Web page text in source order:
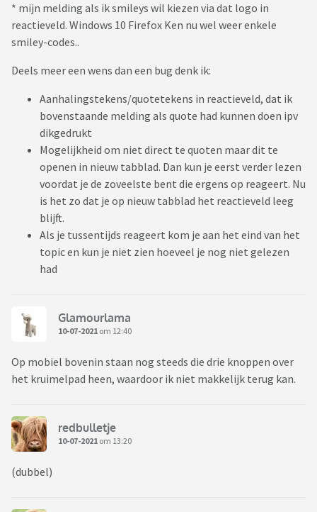
* mijn melding als ik smileys wil kiezen via dat logo in
reactieveld. Windows 10 Firefox Ken nu wel weer enkele
smiley-codes..
Deels meer een wens dan een bug denk ik:
Aanhalingstekens/quotetekens in reactieveld, dat ik
bovenstaande melding als quote had kunnen doen ipv
dikgedrukt
Mogelijkheid om niet direct te quoten maar dit te
openen in nieuw tabblad. Dan kun je eerst verder lezen
voordat je de zoveelste bent die ergens op reageert. Nu
is het zo dat je op nieuw tabblad het reactieveld leeg
blijft.
Als je tussentijds reageert kom je aan het eind van het
topic en kun je niet zien hoeveel je nog niet gelezen
had
Glamourlama
10-07-2021 om 12:40
Op mobiel bovenin staan nog steeds die drie knoppen over
het kruimelpad heen, waardoor ik niet makkelijk terug kan.
redbulletje
10-07-2021 om 13:20
(dubbel)